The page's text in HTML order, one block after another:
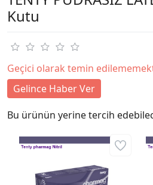
Kutu
Geçici olarak temin
Gelince Haber Ver
Bu ürünün yerine tercih